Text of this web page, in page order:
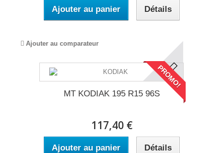
Ajouter au panier Détails
Ajouter au comparateur
PROMO!
MT KODIAK 195 R15 96S
117,40 €
Ajouter au panier Détails